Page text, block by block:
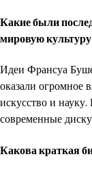
Какие были
мировую
Идеи Франсуа
оказали огромное
искусство и
современные
Какова краткая